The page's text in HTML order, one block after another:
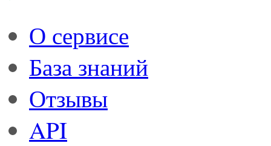
О сервисе
База знаний
Отзывы
API